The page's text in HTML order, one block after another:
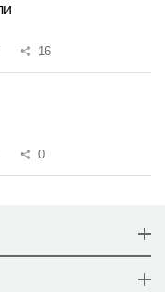
16
0